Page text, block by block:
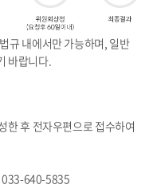
규 내에서만 가능하며, 일반
바랍니다.
한 후 전자우편으로 접수하여
033-640-5835